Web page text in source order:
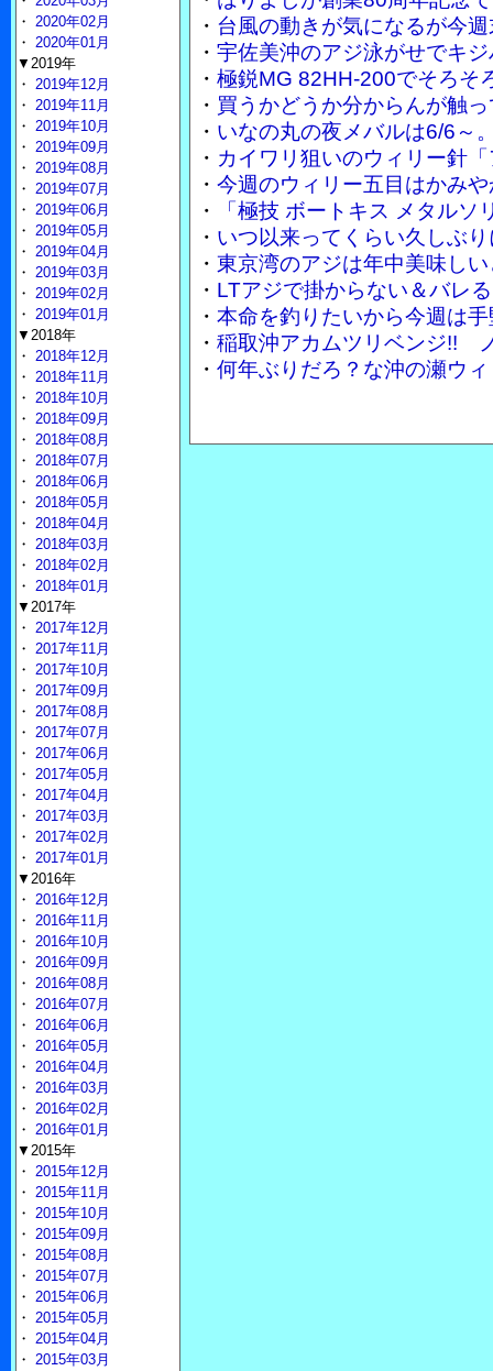
・ 台風の動きが気になるが今
・ 宇佐美沖のアジ泳がせでキ
・ 極鋭MG 82HH-200でそろそ
・ 買うかどうか分からんが触
・ いなの丸の夜メバルは6/6～
・ カイワリ狙いのウィリー針
・ 今週のウィリー五目はかみ
・
「極技 ボートキス メタル
・ いつ以来ってくらい久しぶ
・ 東京湾のアジは年中美味し
・ LTアジで掛からない＆バレ
・ 本命を釣りたいから今週は
・ 稲取沖アカムツリベンジ!!
・ 何年ぶりだろ？な沖の瀬ウ
・ 2020年02月
・ 2020年01月
▼2019年
・ 2019年12月
・ 2019年11月
・ 2019年10月
・ 2019年09月
・ 2019年08月
・ 2019年07月
・ 2019年06月
・ 2019年05月
・ 2019年04月
・ 2019年03月
・ 2019年02月
・ 2019年01月
▼2018年
・ 2018年12月
・ 2018年11月
・ 2018年10月
・ 2018年09月
・ 2018年08月
・ 2018年07月
・ 2018年06月
・ 2018年05月
・ 2018年04月
・ 2018年03月
・ 2018年02月
・ 2018年01月
▼2017年
・ 2017年12月
・ 2017年11月
・ 2017年10月
・ 2017年09月
・ 2017年08月
・ 2017年07月
・ 2017年06月
・ 2017年05月
・ 2017年04月
・ 2017年03月
・ 2017年02月
・ 2017年01月
▼2016年
・ 2016年12月
・ 2016年11月
・ 2016年10月
・ 2016年09月
・ 2016年08月
・ 2016年07月
・ 2016年06月
・ 2016年05月
・ 2016年04月
・ 2016年03月
・ 2016年02月
・ 2016年01月
▼2015年
・ 2015年12月
・ 2015年11月
・ 2015年10月
・ 2015年09月
・ 2015年08月
・ 2015年07月
・ 2015年06月
・ 2015年05月
・ 2015年04月
・ 2015年03月